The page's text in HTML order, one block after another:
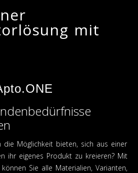
mit
die Möglichkeit bieten, sich aus einer
ihr eigenes Produkt zu kreieren? Mit
Sie alle Materialien, Varianten,